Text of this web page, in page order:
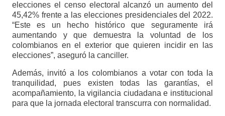
elecciones el censo electoral alcanzó un aumento del
45,42% frente a las elecciones presidenciales del 2022.
“Este es un hecho histórico que seguramente irá
aumentando y que demuestra la voluntad de los
colombianos en el exterior que quieren incidir en las
elecciones”, aseguró la canciller.
Además, invitó a los colombianos a votar con toda la
tranquilidad, pues existen todas las garantías, el
acompañamiento, la vigilancia ciudadana e institucional
para que la jornada electoral transcurra con normalidad.